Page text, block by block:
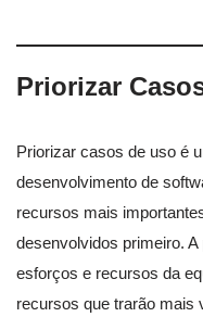
Priorizar
Priorizar casos de uso é
desenvolvimento de
recursos mais
desenvolvidos primeiro.
esforços e recursos da
recursos que trarão mais